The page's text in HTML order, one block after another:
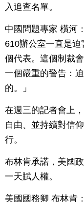
入追查名單。
中國問題專家 橫河
610辦公室一直是
個代表。這個制裁
一個嚴重的警告：
的。」
在週三的記者會上
自由、並持續對信
行。
布林肯承諾，美國
一天賦人權。
美國國務卿 布林肯